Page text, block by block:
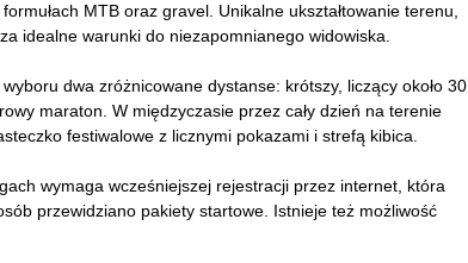
MTB oraz gravel. Unikalne ukształtowanie terenu,
idealne warunki do niezapomnianego widowiska.
dwa zróżnicowane dystanse: krótszy, liczący około 30
maraton. W międzyczasie przez cały dzień na terenie
festiwalowe z licznymi pokazami i strefą kibica.
wymaga wcześniejszej rejestracji przez internet, która
przewidziano pakiety startowe. Istnieje też możliwość